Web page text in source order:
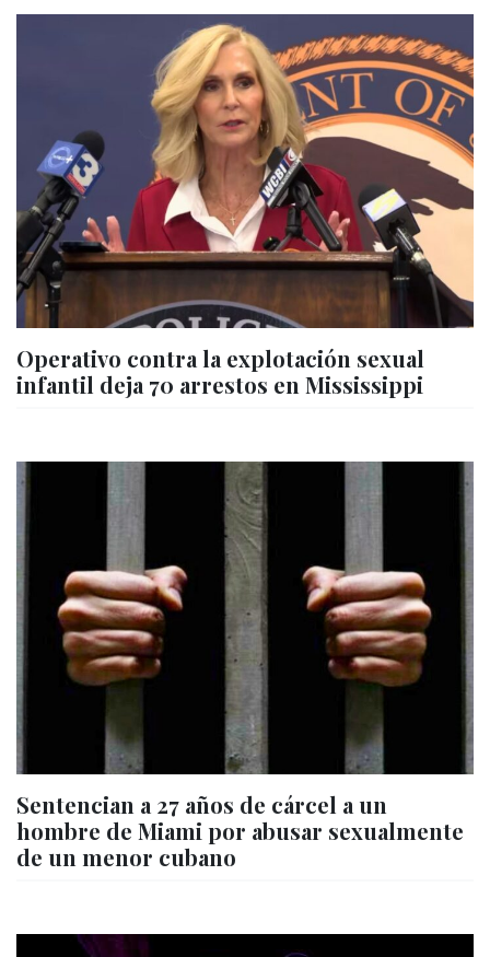
Operativo contra la explotación sexual
infantil deja 70 arrestos en Mississippi
Sentencian a 27 años de cárcel a un
hombre de Miami por abusar sexualmente
de un menor cubano